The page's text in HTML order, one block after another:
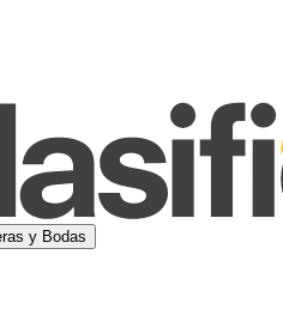
y Bodas